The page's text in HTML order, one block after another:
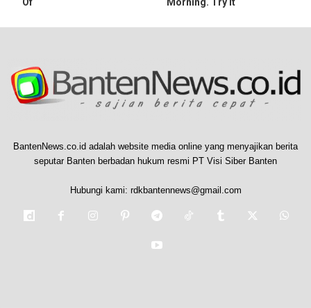
BantenNews.co.id adalah website media online yang menyajikan berita
seputar Banten berbadan hukum resmi PT Visi Siber Banten
Hubungi kami: rdkbantennews@gmail.com